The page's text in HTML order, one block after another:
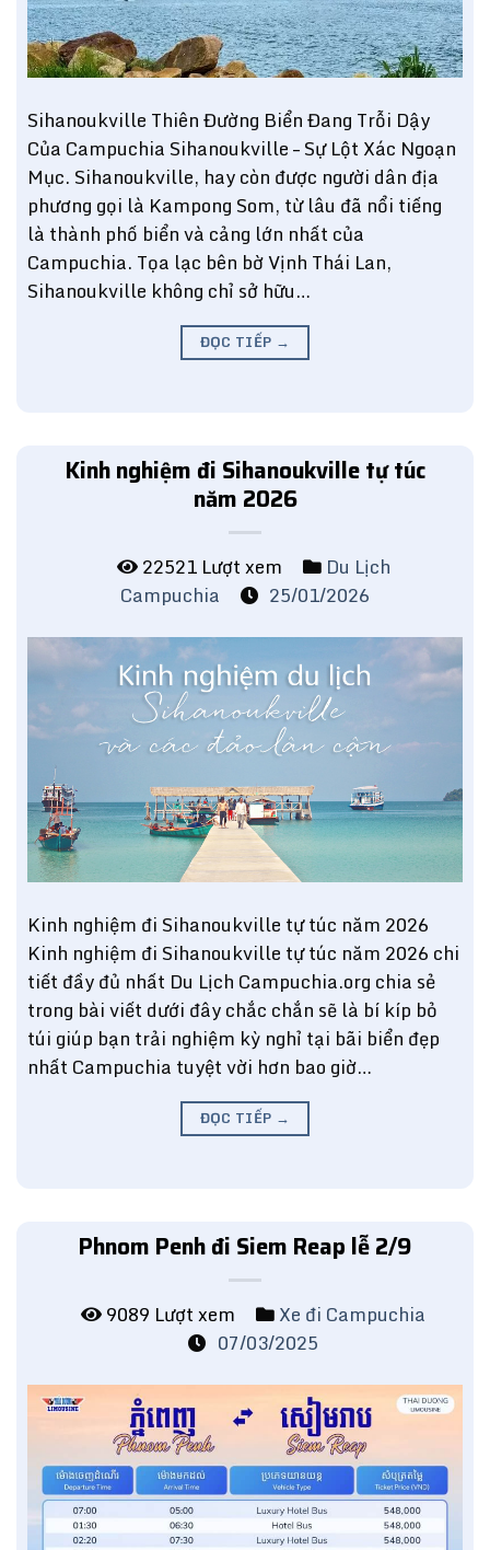
Sihanoukville Thiên Đường Biển Đang Trỗi Dậy
Của Campuchia Sihanoukville – Sự Lột Xác Ngoạn
Mục. Sihanoukville, hay còn được người dân địa
phương gọi là Kampong Som, từ lâu đã nổi tiếng
là thành phố biển và cảng lớn nhất của
Campuchia. Tọa lạc bên bờ Vịnh Thái Lan,
Sihanoukville không chỉ sở hữu…
ĐỌC TIẾP →
Kinh nghiệm đi Sihanoukville tự túc
năm 2026
22521 Lượt xem
Du Lịch
Campuchia
25/01/2026
Kinh nghiệm đi Sihanoukville tự túc năm 2026
Kinh nghiệm đi Sihanoukville tự túc năm 2026 chi
tiết đầy đủ nhất Du Lịch Campuchia.org chia sẻ
trong bài viết dưới đây chắc chắn sẽ là bí kíp bỏ
túi giúp bạn trải nghiệm kỳ nghỉ tại bãi biển đẹp
nhất Campuchia tuyệt vời hơn bao giờ…
ĐỌC TIẾP →
Phnom Penh đi Siem Reap lễ 2/9
9089 Lượt xem
Xe đi Campuchia
07/03/2025